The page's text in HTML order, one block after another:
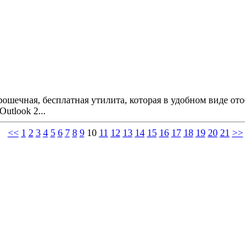
бесплатная утилита, которая в удобном виде
2...
<< 1 2 3 4 5 6 7 8 9 10 11 12 13 14 15 16 17 18 19 20 21 >>